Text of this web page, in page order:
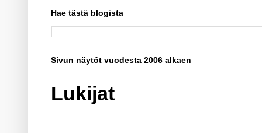
Hae tästä blogista
Sivun näytöt vuodesta 2006 alkaen
Lukijat